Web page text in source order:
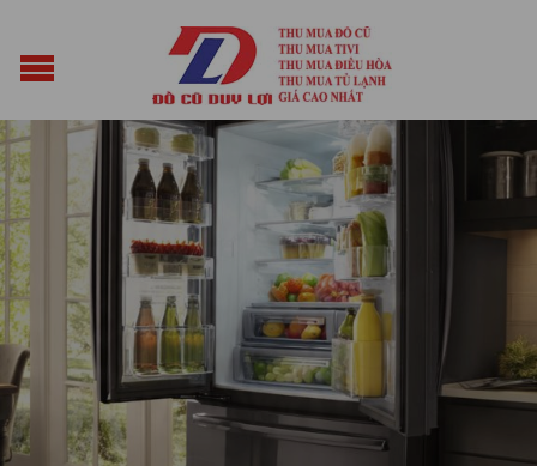
Posted on Tháng Mười Một 2, 2025